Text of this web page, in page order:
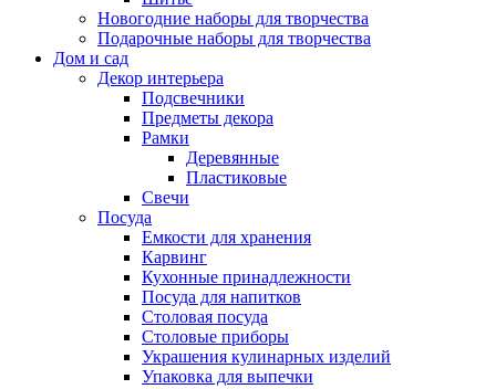
Новогодние наборы для творчества
Подарочные наборы для творчества
Дом и сад
Декор интерьера
Подсвечники
Предметы декора
Рамки
Деревянные
Пластиковые
Свечи
Посуда
Емкости для хранения
Карвинг
Кухонные принадлежности
Посуда для напитков
Столовая посуда
Столовые приборы
Украшения кулинарных изделий
Упаковка для выпечки